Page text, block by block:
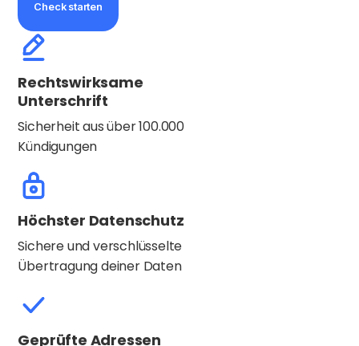
Check starten
Rechtswirksame
Unterschrift
Sicherheit aus über 100.000
Kündigungen
Höchster Datenschutz
Sichere und verschlüsselte
Übertragung deiner Daten
Geprüfte Adressen